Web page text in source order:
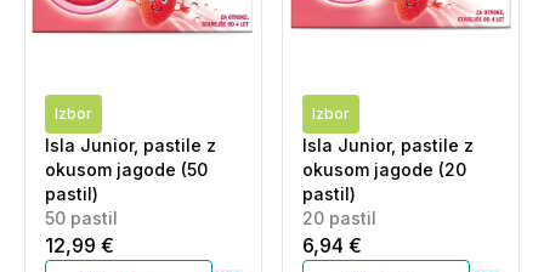
Izbor
Isla Junior, pastile z
okusom jagode (50
pastil)
50 pastil
12,99 €
Izbor
Isla Junior, pastile z
okusom jagode (20
pastil)
20 pastil
6,94 €